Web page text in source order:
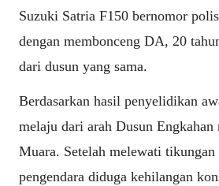
Suzuki Satria F150 bernomor
dengan membonceng DA, 20
dari dusun yang sama.
Berdasarkan hasil penyelidikan
melaju dari arah Dusun
Muara. Setelah melewati
pengendara diduga kehilangan